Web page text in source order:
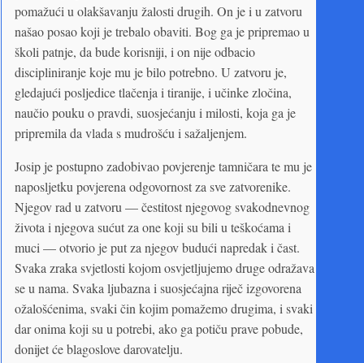
pomažući u olakšavanju žalosti drugih. On je i u zatvoru
našao posao koji je trebalo obaviti. Bog ga je pripremao u
školi patnje, da bude korisniji, i on nije odbacio
discipliniranje koje mu je bilo potrebno. U zatvoru je,
gledajući posljedice tlačenja i tiranije, i učinke zločina,
naučio pouku o pravdi, suosjećanju i milosti, koja ga je
pripremila da vlada s mudrošću i sažaljenjem.
Josip je postupno zadobivao povjerenje tamničara te mu je
naposljetku povjerena odgovornost za sve zatvorenike.
Njegov rad u zatvoru — čestitost njegovog svakodnevnog
života i njegova sućut za one koji su bili u teškoćama i
muci — otvorio je put za njegov budući napredak i čast.
Svaka zraka svjetlosti kojom osvjetljujemo druge odražava
se u nama. Svaka ljubazna i suosjećajna riječ izgovorena
ožalošćenima, svaki čin kojim pomažemo drugima, i svaki
dar onima koji su u potrebi, ako ga potiču prave pobude,
donijet će blagoslove darovatelju.